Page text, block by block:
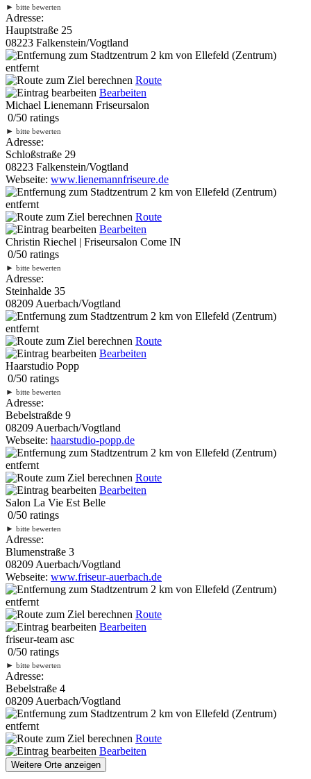
► bitte bewerten
Adresse:
Hauptstraße 25
08223 Falkenstein/Vogtland
2 km von Ellefeld (Zentrum)
entfernt
Route
Bearbeiten
Michael Lienemann Friseursalon
0/50 ratings
► bitte bewerten
Adresse:
Schloßstraße 29
08223 Falkenstein/Vogtland
Webseite: www.lienemannfriseure.de
2 km von Ellefeld (Zentrum)
entfernt
Route
Bearbeiten
Christin Riechel | Friseursalon Come IN
0/50 ratings
► bitte bewerten
Adresse:
Steinhalde 35
08209 Auerbach/Vogtland
2 km von Ellefeld (Zentrum)
entfernt
Route
Bearbeiten
Haarstudio Popp
0/50 ratings
► bitte bewerten
Adresse:
Bebelstraßde 9
08209 Auerbach/Vogtland
Webseite: haarstudio-popp.de
2 km von Ellefeld (Zentrum)
entfernt
Route
Bearbeiten
Salon La Vie Est Belle
0/50 ratings
► bitte bewerten
Adresse:
Blumenstraße 3
08209 Auerbach/Vogtland
Webseite: www.friseur-auerbach.de
2 km von Ellefeld (Zentrum)
entfernt
Route
Bearbeiten
friseur-team asc
0/50 ratings
► bitte bewerten
Adresse:
Bebelstraße 4
08209 Auerbach/Vogtland
2 km von Ellefeld (Zentrum)
entfernt
Route
Bearbeiten
Weitere Orte anzeigen